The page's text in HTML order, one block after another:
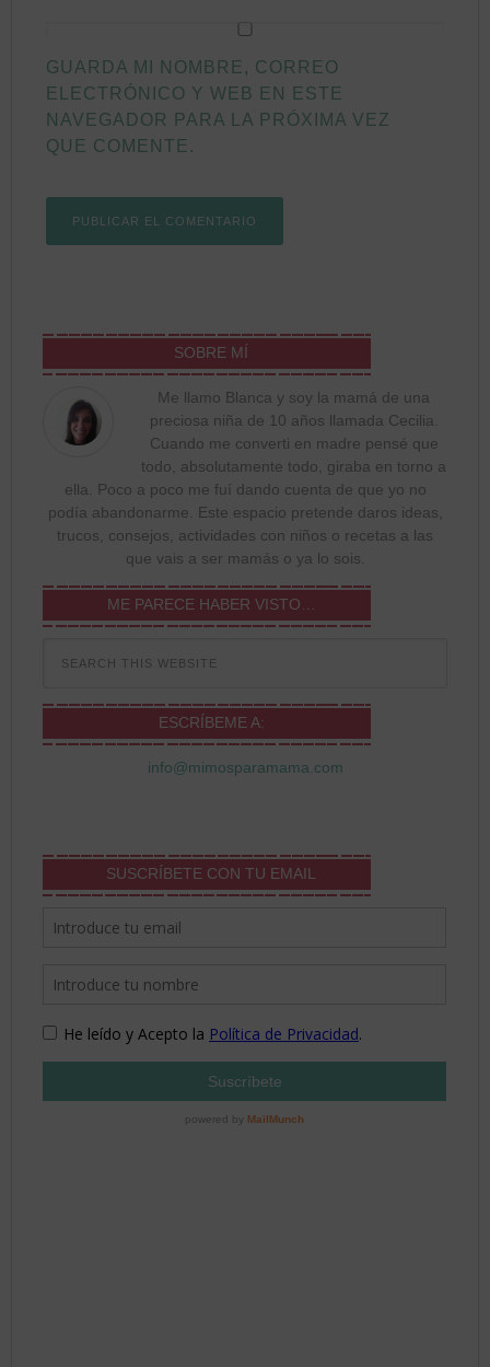
GUARDA MI NOMBRE, CORREO
ELECTRÓNICO Y WEB EN ESTE
NAVEGADOR PARA LA PRÓXIMA VEZ
QUE COMENTE.
SOBRE MÍ
Me llamo Blanca y soy la mamá de una
preciosa niña de 10 años llamada Cecilia.
Cuando me converti en madre pensé que
todo, absolutamente todo, giraba en torno a
ella. Poco a poco me fuí dando cuenta de que yo no
podía abandonarme. Este espacio pretende daros ideas,
trucos, consejos, actividades con niños o recetas a las
que vais a ser mamás o ya lo sois.
ME PARECE HABER VISTO…
ESCRÍBEME A:
info@mimosparamama.com
SUSCRÍBETE CON TU EMAIL